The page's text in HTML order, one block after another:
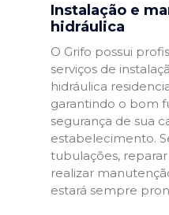
Instalação e
hidráulica
O Grifo possui
serviços de
hidráulica
garantindo o bom
segurança de sua
estabelecimento.
tubulações,
realizar
estará sempre